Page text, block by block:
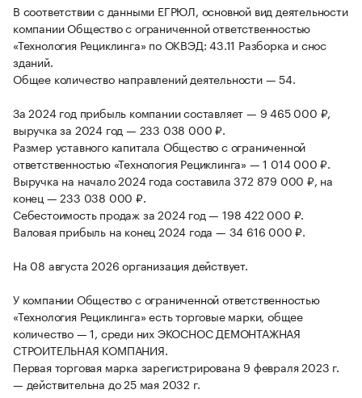
В соответствии с данными ЕГРЮЛ, основной вид деятельности
компании Общество с ограниченной ответственностью
«Технология Рециклинга» по ОКВЭД: 43.11 Разборка и снос
зданий.
Общее количество направлений деятельности — 54.
За 2024 год прибыль компании составляет — 9 465 000 ₽,
выручка за 2024 год — 233 038 000 ₽.
Размер уставного капитала Общество с ограниченной
ответственностью «Технология Рециклинга» — 1 014 000 ₽.
Выручка на начало 2024 года составила 372 879 000 ₽, на
конец — 233 038 000 ₽.
Себестоимость продаж за 2024 год — 198 422 000 ₽.
Валовая прибыль на конец 2024 года — 34 616 000 ₽.
На 08 августа 2026 организация действует.
У компании Общество с ограниченной ответственностью
«Технология Рециклинга» есть торговые марки, общее
количество — 1, среди них ЭКОСНОС ДЕМОНТАЖНАЯ
СТРОИТЕЛЬНАЯ КОМПАНИЯ.
Первая торговая марка зарегистрирована 9 февраля 2023 г.
— действительна до 25 мая 2032 г.